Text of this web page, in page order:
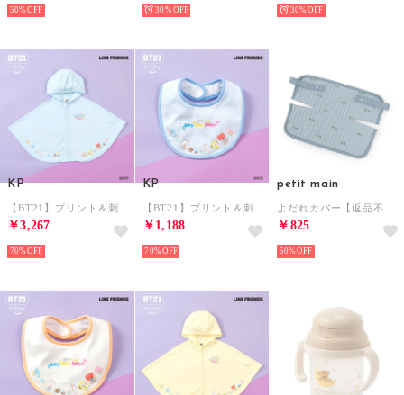
50% 30% 30%
KP
￥3,267
70%
KP
￥1,188
70%
petit main
￥825
50%